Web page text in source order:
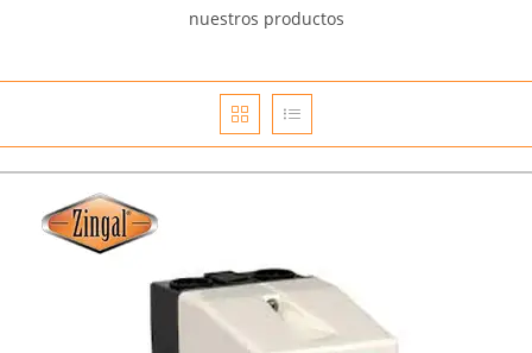
nuestros productos